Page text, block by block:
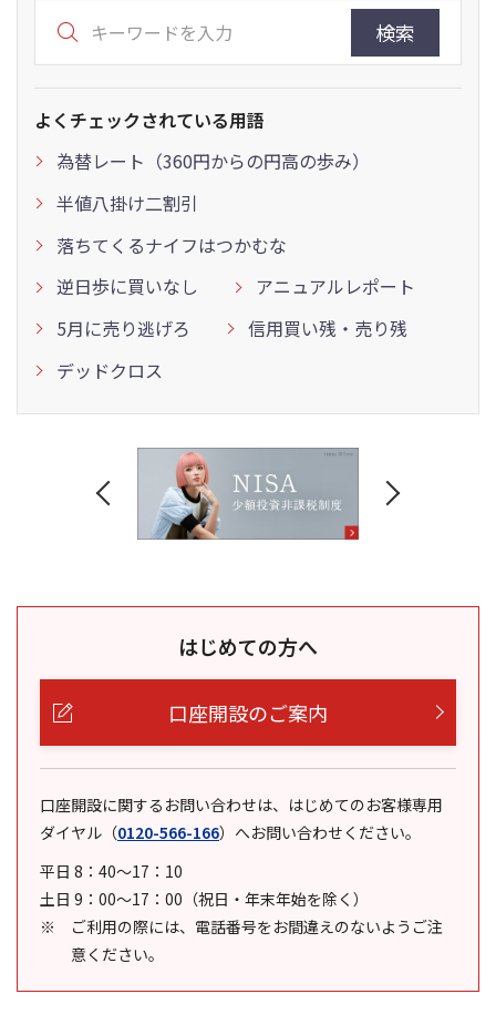
検索
よくチェックされている用語
為替レート（360円からの円高の歩み）
半値八掛け二割引
落ちてくるナイフはつかむな
逆日歩に買いなし
アニュアルレポート
5月に売り逃げろ
信用買い残・売り残
デッドクロス
はじめての方へ
口座開設のご案内
口座開設に関するお問い合わせは、はじめてのお客様専用
ダイヤル （0120-566-166） へお問い合わせください。
平日 8：40～17：10
土日 9：00～17：00（祝日・年末年始を除く）
ご利用の際には、電話番号をお間違えのないようご注
意ください。